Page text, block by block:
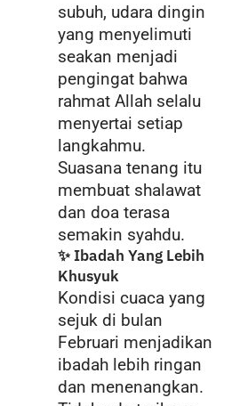
subuh, udara dingin
yang menyelimuti
seakan menjadi
pengingat bahwa
rahmat Allah selalu
menyertai setiap
langkahmu.
Suasana tenang itu
membuat shalawat
dan doa terasa
semakin syahdu.
✨ Ibadah Yang Lebih
Khusyuk
Kondisi cuaca yang
sejuk di bulan
Februari menjadikan
ibadah lebih ringan
dan menenangkan.